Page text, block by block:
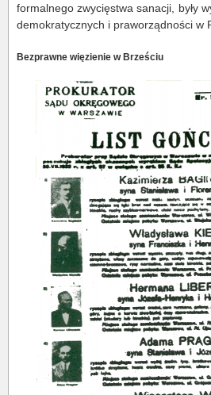
formalnego zwycięstwa sanacji, były
demokratycznych i praworządności w
Bezprawne więzienie w Brześciu